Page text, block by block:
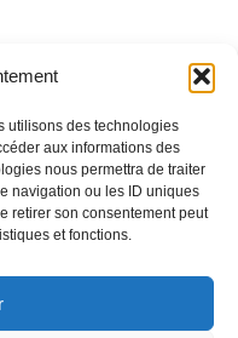
utilisons des technologies
aux informations des
nous permettra de traiter
navigation ou les ID uniques
retirer son consentement peut
et fonctions.
votre entreprise ?